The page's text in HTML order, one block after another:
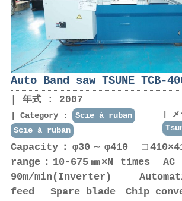
Auto Band saw TSUNE TCB-
年式 : 2007
Category :
Scie à ruban
Scie à ruban
Capacity：φ30～φ410
range：10-675㎜×N times
90m/min(Inverter)
feed Spare blade Chip